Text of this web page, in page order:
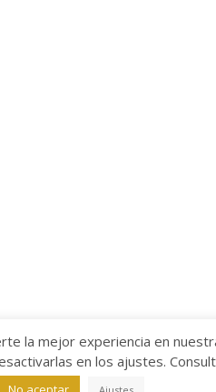
de Privacidad /
la mejor experiencia en
en los ajustes.